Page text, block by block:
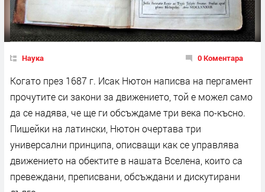
Наука 0 Коментара
Когато през 1687 г. Исак Нютон написва на пергамент
прочутите си закони за движението, той е можел само
да се надява, че ще ги обсъждаме три века по-късно.
Пишейки на латински, Нютон очертава три
универсални принципа, описващи как се управлява
движението на обектите в нашата Вселена, които са
превеждани, преписвани, обсъждани и дискутирани